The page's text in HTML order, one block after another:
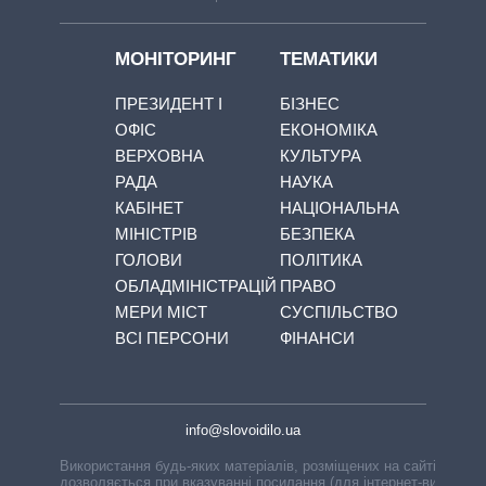
МОНІТОРИНГ
ПРЕЗИДЕНТ І
ОФІС
ВЕРХОВНА
РАДА
КАБІНЕТ
МІНІСТРІВ
ГОЛОВИ
ОБЛАДМІНІСТРАЦІЙ
МЕРИ МІСТ
ВСІ ПЕРСОНИ
ТЕМАТИКИ
БІЗНЕС
ЕКОНОМІКА
КУЛЬТУРА
НАУКА
НАЦІОНАЛЬНА
БЕЗПЕКА
ПОЛІТИКА
ПРАВО
СУСПІЛЬСТВО
ФІНАНСИ
info@slovoidilo.ua
Використання будь-яких матеріалів, розміщених на сайті,
дозволяється при вказуванні посилання (для інтернет-видань